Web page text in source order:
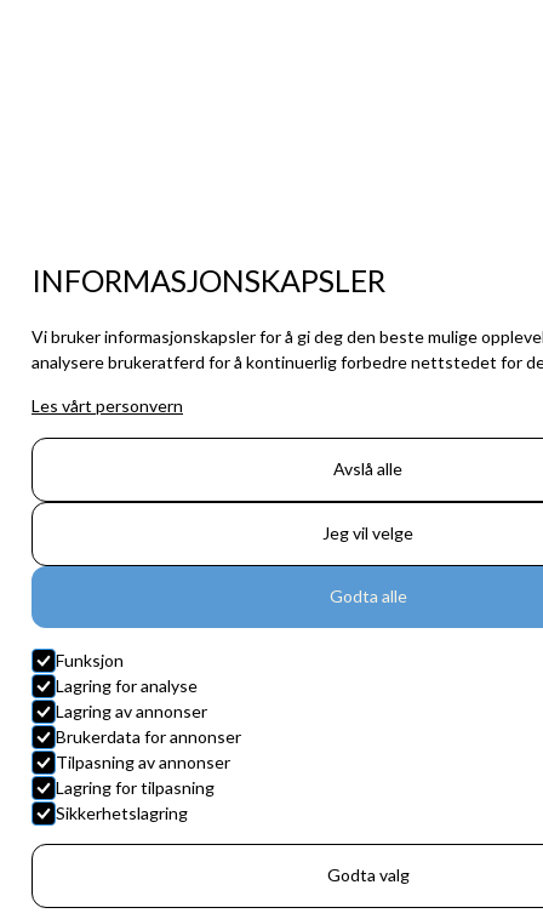
INFORMASJONSKAPSLER
Vi bruker informasjonskapsler for å gi deg den beste mulige
analysere brukeratferd for å kontinuerlig forbedre nettstedet for
Les vårt personvern
Avslå alle
Jeg vil velge
Godta alle
Funksjon
Lagring for analyse
Lagring av annonser
Brukerdata for annonser
Tilpasning av annonser
Lagring for tilpasning
Sikkerhetslagring
Godta valg